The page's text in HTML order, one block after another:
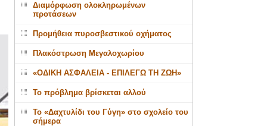
Διαμόρφωση ολοκληρωμένων
προτάσεων
Προμήθεια πυροσβεστικού οχήματος
Πλακόστρωση Μεγαλοχωρίου
«ΟΔΙΚΗ ΑΣΦΑΛΕΙΑ - ΕΠΙΛΕΓΩ ΤΗ ΖΩΗ»
Το πρόβλημα βρίσκεται αλλού
Το «Δαχτυλίδι του Γύγη» στο σχολείο του
σήμερα